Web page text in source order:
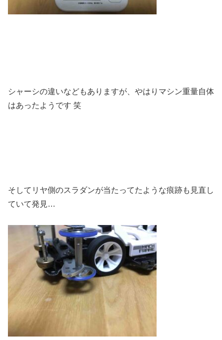
シャーシの違いなどもありますが、やはりマシン重量自体
はあったようです 笑
そしてリヤ側のスラダンが当たってたような痕跡も見直し
ていて発見…